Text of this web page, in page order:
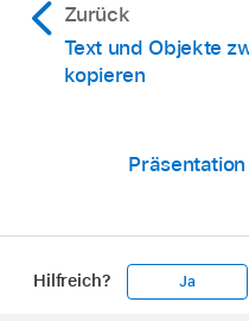
Zurück
Text und Objekte
kopieren
Hilfreich? Ja